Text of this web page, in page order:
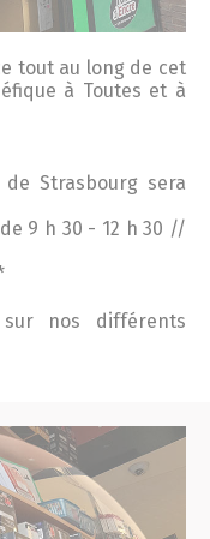
tout au long de cet
à Toutes et à
Strasbourg sera
9 h 30 - 12 h 30 //
nos différents